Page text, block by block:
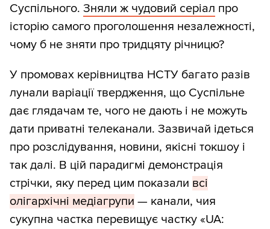
Суспільного. Зняли ж чудовий серіал про
історію самого проголошення незалежності,
чому б не зняти про тридцяту річницю?
У промовах керівництва НСТУ багато разів
лунали варіації твердження, що Суспільне
дає глядачам те, чого не дають і не можуть
дати приватні телеканали. Зазвичай ідеться
про розслідування, новини, якісні токшоу і
так далі. В цій парадигмі демонстрація
стрічки, яку перед цим показали всі
олігархічні медіагрупи — канали, чия
сукупна частка перевищує частку «UA: